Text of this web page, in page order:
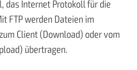
das Internet Protokoll für die
FTP werden Dateien im
Client (Download) oder vom
übertragen.